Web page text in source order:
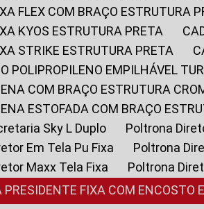
FLEX COM BRAÇO ESTRUTURA
KYOS ESTRUTURA PRETA
STRIKE ESTRUTURA PRETA
POLIPROPILENO EMPILHÁVEL
COM BRAÇO ESTRUTURA
ESTOFADA COM BRAÇO
Sky L Duplo
Poltrona
Em Tela Pu Fixa
Poltrona
Maxx Tela Fixa
Poltrona
PRESIDENTE FIXA COM ENCOSTO